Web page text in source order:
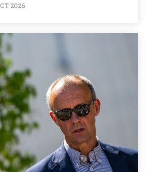
2026